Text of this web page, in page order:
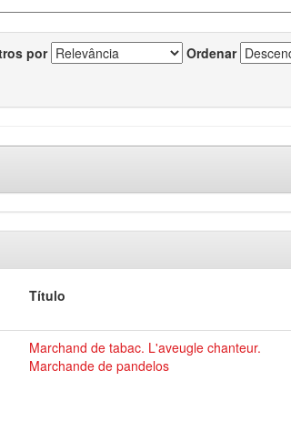
por Ordenar
Título
Marchand de tabac. L'aveugle chanteur.
Marchande de pandelos